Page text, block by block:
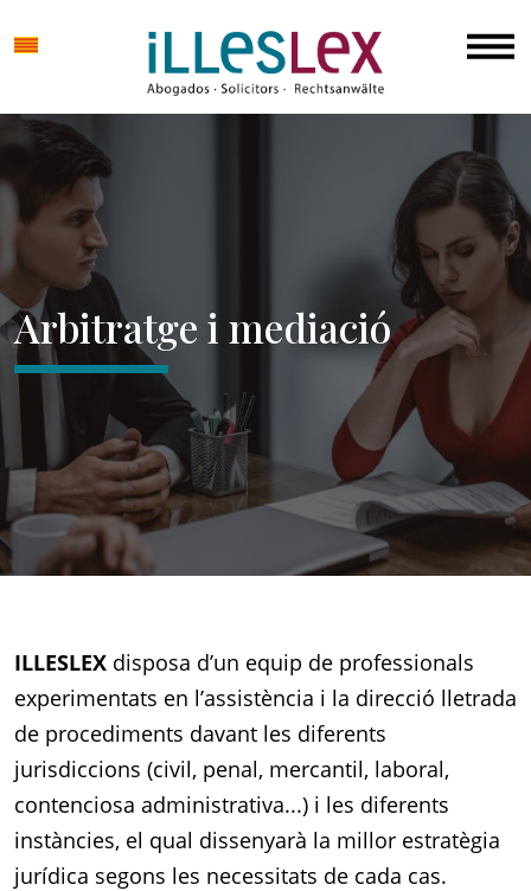
Arbitratge i mediació
ILLESLEX disposa d’un equip de professionals
experimentats en l’assistència i la direcció lletrada
de procediments davant les diferents
jurisdiccions (civil, penal, mercantil, laboral,
contenciosa administrativa...) i les diferents
instàncies, el qual dissenyarà la millor estratègia
jurídica segons les necessitats de cada cas.